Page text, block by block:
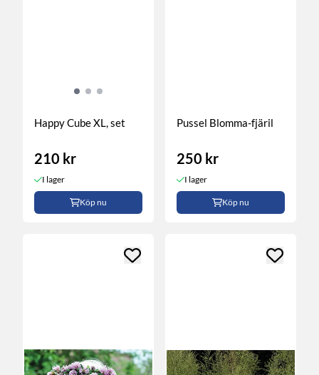
Happy Cube XL, set
210 kr
I lager
Köp nu
Pussel Blomma-fjäril
250 kr
I lager
Köp nu